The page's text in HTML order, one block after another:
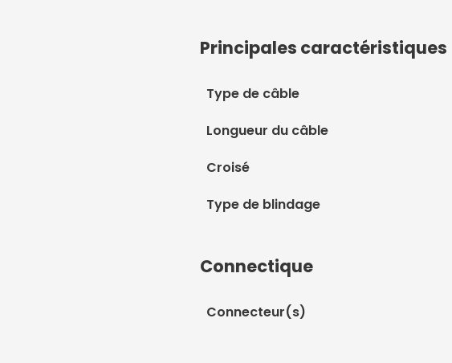
Principales caractéristiques
Type de câble
Longueur du câble
Croisé
Type de blindage
Connectique
Connecteur(s)